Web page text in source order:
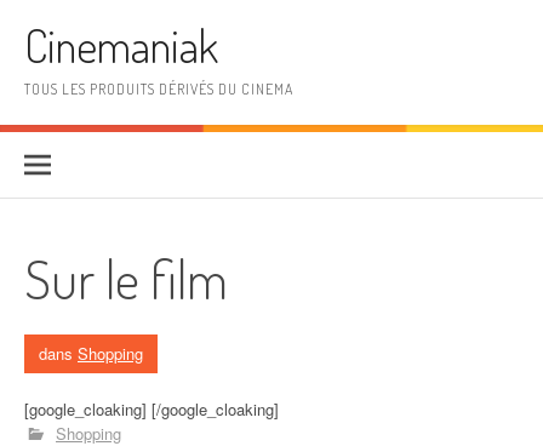
Cinemaniak
TOUS LES PRODUITS DÉRIVÉS DU CINEMA
Sur le film
dans Shopping
[google_cloaking] [/google_cloaking]
Shopping